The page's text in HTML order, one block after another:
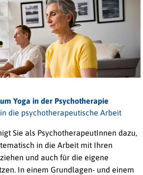
Yoga in der Psychotherapie
die psychotherapeutische Arbeit
Sie als PsychotherapeutInnen dazu,
in die Arbeit mit Ihren
und auch für die eigene
In einem Grundlagen- und einem